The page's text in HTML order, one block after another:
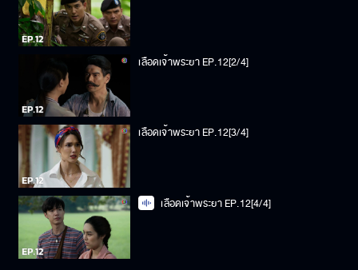
เลือดเจ้าพระยา EP.12[2/4]
เลือดเจ้าพระยา EP.12[3/4]
เลือดเจ้าพระยา EP.12[4/4]